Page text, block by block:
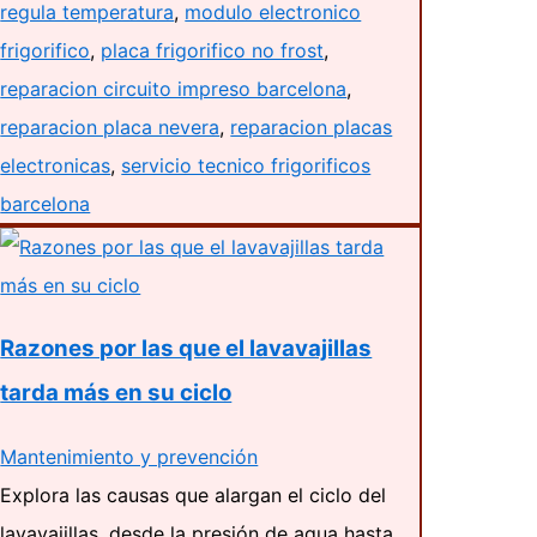
regula temperatura, modulo electronico
frigorifico, placa frigorifico no frost,
reparacion circuito impreso barcelona,
reparacion placa nevera, reparacion placas
electronicas, servicio tecnico frigorificos
barcelona
Razones por las que el lavavajillas
tarda más en su ciclo
Mantenimiento y prevención
Explora las causas que alargan el ciclo del